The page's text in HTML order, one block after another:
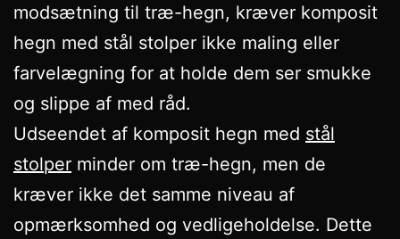
modsætning til træ-hegn, kræver komposit
hegn med stål stolper ikke maling eller
farvelægning for at holde dem ser smukke
og slippe af med råd.
Udseendet af komposit hegn med stål
stolper minder om træ-hegn, men de
kræver ikke det samme niveau af
opmærksomhed og vedligeholdelse. Dette